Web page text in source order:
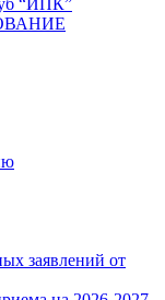
“ИПК”
заявлений от